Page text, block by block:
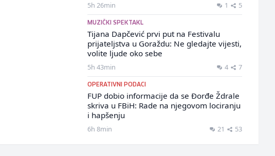
5h 26min 1 5
MUZIČKI SPEKTAKL
Tijana Dapčević prvi put na Festivalu
prijateljstva u Goraždu: Ne gledajte vijesti,
volite ljude oko sebe
5h 43min 4 7
OPERATIVNI PODACI
FUP dobio informacije da se Đorđe Ždrale
skriva u FBiH: Rade na njegovom lociranju
i hapšenju
6h 8min 21 53